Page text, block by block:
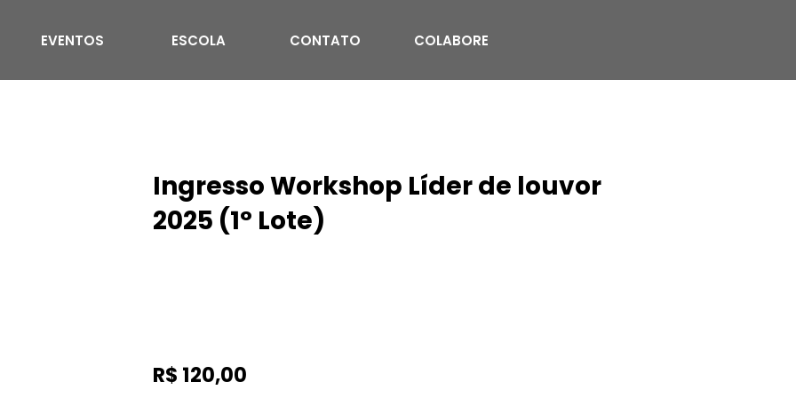
EVENTOS ESCOLA CONTATO COLABORE
Ingresso Workshop Líder de louvor
2025 (1° Lote)
R$ 120,00